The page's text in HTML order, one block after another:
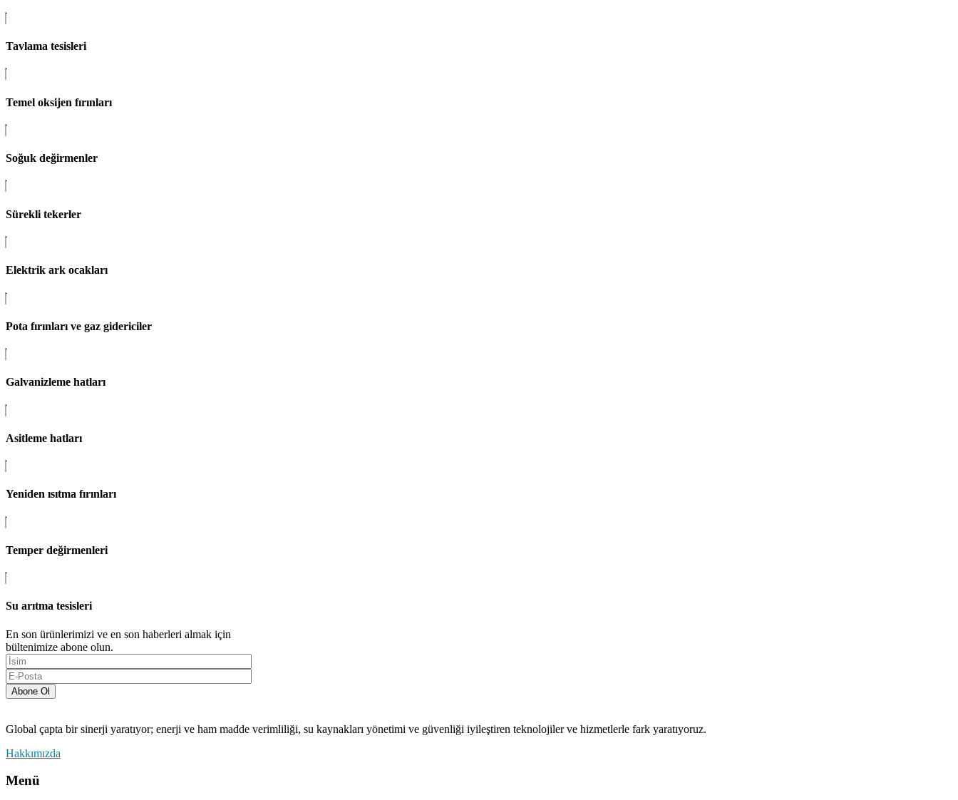
Tavlama tesisleri
Temel oksijen fırınları
Soğuk değirmenler
Sürekli tekerler
Elektrik ark ocakları
Pota fırınları ve gaz gidericiler
Galvanizleme hatları
Asitleme hatları
Yeniden ısıtma fırınları
Temper değirmenleri
Su arıtma tesisleri
En son ürünlerimizi ve en son haberleri almak için
bültenimize abone olun.
Abone Ol
Global çapta bir sinerji yaratıyor; enerji ve ham madde verimliliği, su kaynakları yönetimi ve güvenliği iyileştiren teknolojiler ve hizmetlerle fark yaratıyoruz.
Hakkımızda
Menü